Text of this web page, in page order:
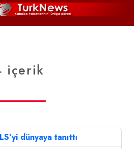
içerik
dünyaya tanıttı